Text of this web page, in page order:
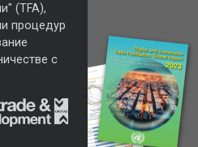
(TFA),
процедур
с